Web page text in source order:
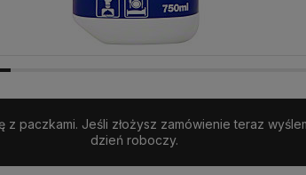
paczkami. Jeśli złożysz zamówienie teraz
dzień roboczy.